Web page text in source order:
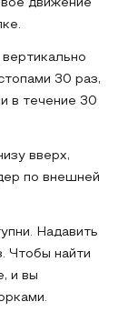
движение
30 раз,
в течение 30
вверх,
по внешней
Надавить
Чтобы найти
и вы